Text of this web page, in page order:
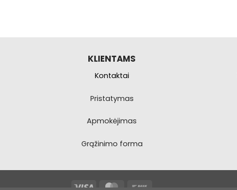
KLIENTAMS
Kontaktai
Pristatymas
Apmokėjimas
Grąžinimo forma
Visa MasterCard